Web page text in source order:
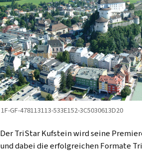
1F-GF-478113113-533E152-3C5030613D20
Der TriStar Kufstein wird seine
und dabei die erfolgreichen Formate